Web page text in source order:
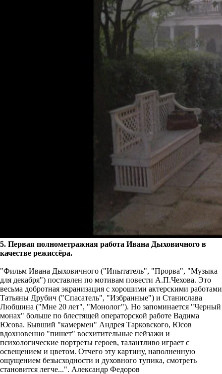
5. Первая полнометражная работа Ивана Дыховичного в
качестве режиссёра.
"Фильм Ивана Дыховичного ("Ипытатель", "Прорва", "Музыка
для декабря") поставлен по мотивам повести А.П.Чехова. Это
весьма добротная экранизация с хорошими актерскими работами
Татьяны Друбич ("Спасатель", "Избранные") и Станислава
Любшина ("Мне 20 лет", "Монолог"). Но запоминается "Черный
монах" больше по блестящей операторской работе Вадима
Юсова. Бывший "камермен" Андрея Тарковского, Юсов
вдохновенно "пишет" восхитительные пейзажи и
психологические портреты героев, талантливо играет с
освещением и цветом. Отчего эту картину, наполненную
ощущением безысходности и духовного тупика, смотреть
становится легче...". Александр Федоров